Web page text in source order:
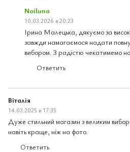
Noiluna
10.03.2026 в 20:23
Ірина Малецька, дякуємо за
завжди намагаємося надати
вибором. З радістю чекатимемо
Ответить
Віталія
14.03.2025 в 17:35
Дуже стильний магазин з великим
навіть краще, ніж на фото.
Ответить